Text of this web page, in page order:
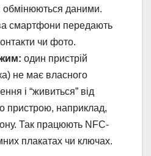
обмінюються даними.
смартфони передають
чи фото.
один пристрій
не має власного
і “живиться” від
пристрою, наприклад,
Так працюють NFC-
плакатах чи ключах.